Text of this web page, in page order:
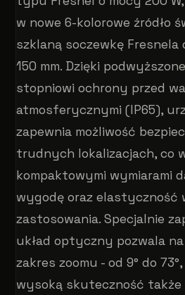
w nowe 6-kolorowe źródło
szklaną soczewkę Fresnela
150 mm. Dzięki
stopniowi ochrony przed
atmosferycznymi (IP65),
zapewnia możliwość
trudnych lokalizacjach, co
kompaktowymi wymiarami
wygodę oraz elastyczność
zastosowania. Specjalnie
układ optyczny pozwala
zakres zoomu - od 9° do
wysoką skuteczność także